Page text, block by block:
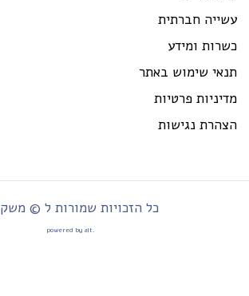
חברתית
ומידע
שימוש באתר
פרטיות
נגישות
כל הזכויות שמורות ל © משק לין